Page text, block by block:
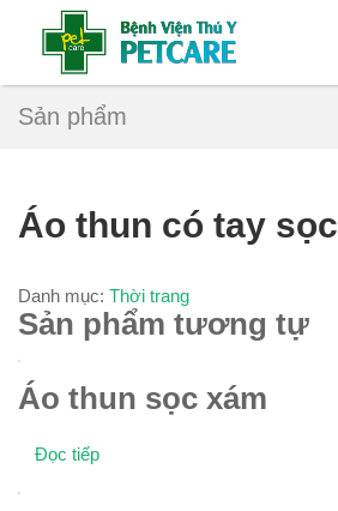
Sản phẩm
Áo thun có tay sọc
Danh mục: Thời trang
Sản phẩm tương tự
Áo thun sọc xám
Đọc tiếp